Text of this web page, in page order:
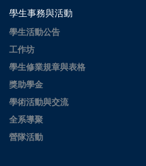
學生事務與活動
學生活動公告
工作坊
學生修業規章與表格
獎助學金
學術活動與交流
全系導聚
營隊活動